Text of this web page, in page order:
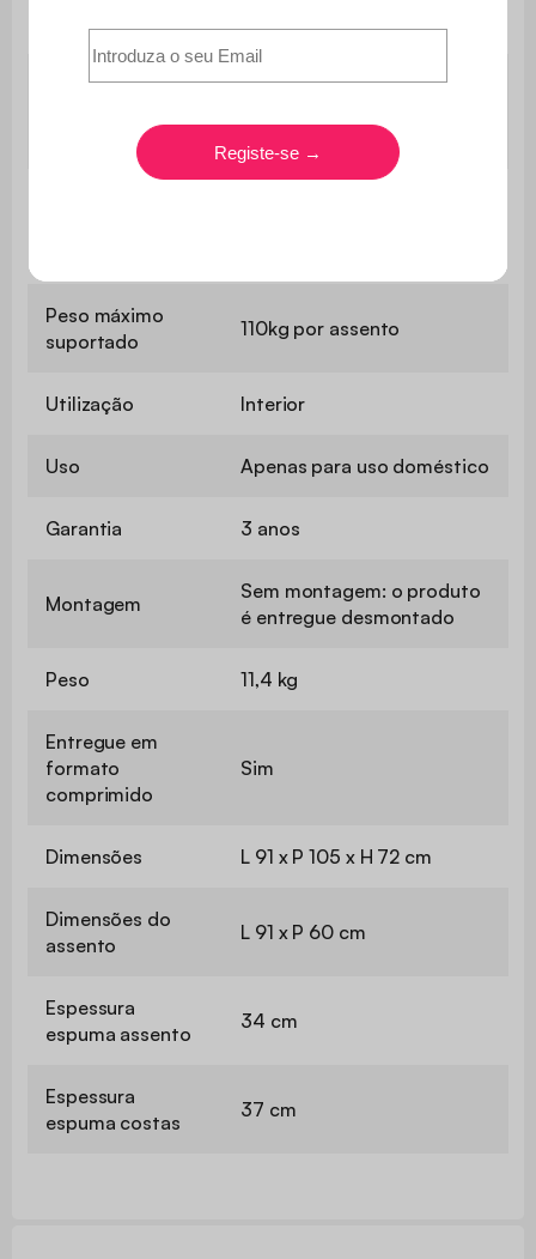
Densidade da
(30kg/m3)
Peso máximo
suportado
110kg por assento
Utilização Interior
Uso Apenas para uso doméstico
Garantia 3 anos
Montagem
Sem montagem: o produto
é entregue desmontado
Peso 11,4 kg
Entregue em
formato
comprimido
Sim
Dimensões L 91 x P 105 x H 72 cm
Dimensões do
assento
L 91 x P 60 cm
Espessura
espuma assento
34 cm
Espessura
espuma costas
37 cm